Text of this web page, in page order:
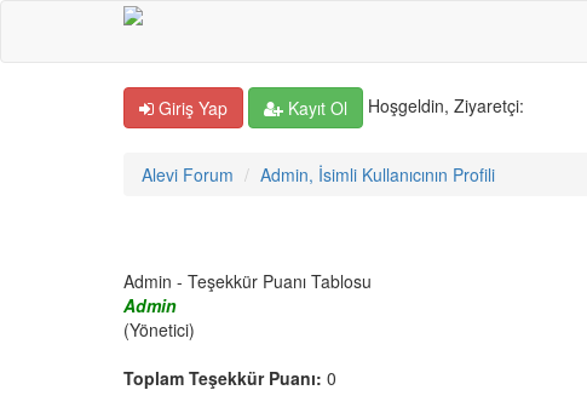
Giriş Yap Kayıt Ol Hoşgeldin, Ziyaretçi:
Alevi Forum Admin, İsimli Kullanıcının Profili
Admin - Teşekkür Puanı Tablosu
Admin
(Yönetici)
Toplam Teşekkür Puanı: 0